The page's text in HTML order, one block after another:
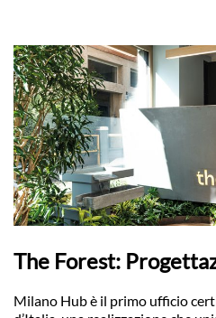
The Forest:
Milano Hub è il primo ufficio